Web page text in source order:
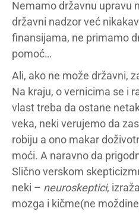
Nemamo državnu upravu
državni nadzor već
finansijama, ne primamo
pomoć…
Ali, ako ne može državni,
Na kraju, o vernicima se i
vlast treba da ostane
veka, neki verujemo da
robiju a ono makar
moći. A naravno da
Slično verskom
neki – neuroskeptici,
mozga i kičme(ne